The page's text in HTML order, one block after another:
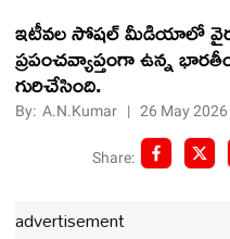
ఇటీవల సోషల్ మీడియాలో
ప్రపంచవ్యాప్తంగా ఉన్న
గురిచేసింది.
By:A.N.Kumar |26 May 2026
Share:
advertisement